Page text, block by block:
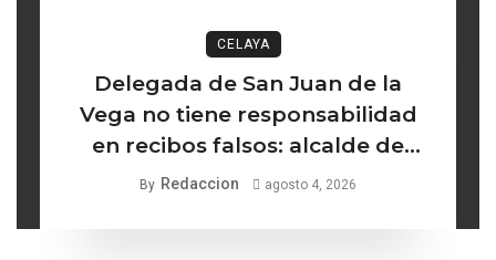
CELAYA
Delegada de San Juan de la
Vega no tiene responsabilidad
en recibos falsos: alcalde de
Celaya
By Redaccion agosto 4, 2026